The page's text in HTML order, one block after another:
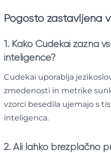
Pogosto zastavljena
1. Kako Cudekai zazna
inteligence?
Cudekai uporablja
zmedenosti in metrike
vzorci besedila ujemajo s
inteligenca.
2. Ali lahko brezplačno